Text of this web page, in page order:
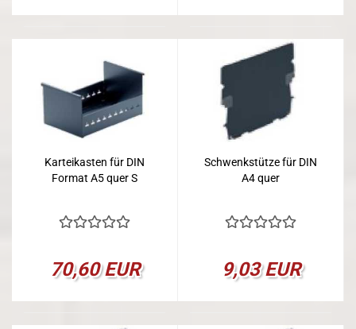
Karteikasten für DIN
Format A5 quer S
70,60 EUR
Schwenkstütze für DIN
A4 quer
9,03 EUR